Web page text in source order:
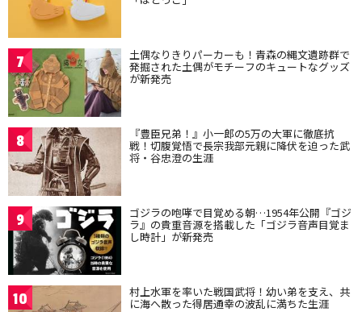
7 土偶なりきりパーカーも！青森の縄文遺跡群で
発掘された土偶がモチーフのキュートなグッズ
が新発売
8 『豊臣兄弟！』小一郎の5万の大軍に徹底抗
戦！切腹覚悟で長宗我部元親に降伏を迫った武
将・谷忠澄の生涯
9 ゴジラの咆哮で目覚める朝…1954年公開『ゴジ
ラ』の貴重音源を搭載した「ゴジラ音声目覚ま
し時計」が新発売
10 村上水軍を率いた戦国武将！幼い弟を支え、共
に海へ散った得居通幸の波乱に満ちた生涯